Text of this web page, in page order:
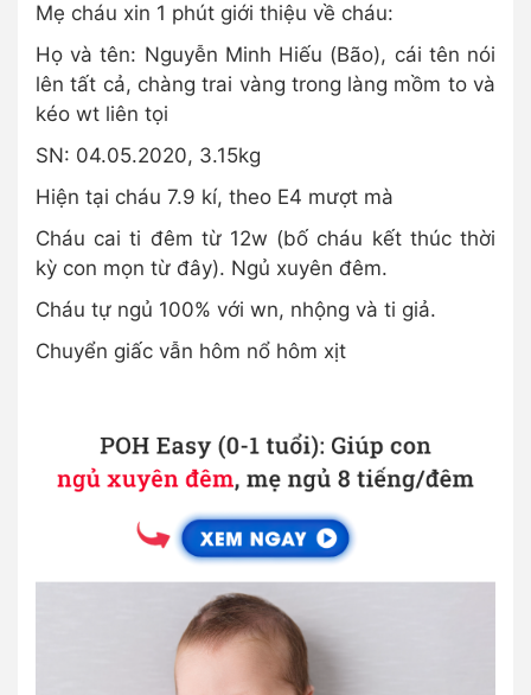
Mẹ cháu xin 1 phút giới thiệu về cháu:
Họ và tên: Nguyễn Minh Hiếu (Bão), cái tên nói
lên tất cả, chàng trai vàng trong làng mồm to và
kéo wt liên tọi
SN: 04.05.2020, 3.15kg
Hiện tại cháu 7.9 kí, theo E4 mượt mà
Cháu cai ti đêm từ 12w (bố cháu kết thúc thời
kỳ con mọn từ đây). Ngủ xuyên đêm.
Cháu tự ngủ 100% với wn, nhộng và ti giả.
Chuyển giấc vẫn hôm nổ hôm xịt